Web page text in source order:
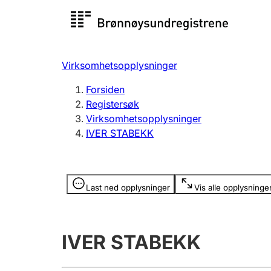
Registersøk
Registrere, endre, slette
Virksomhetsopplysninger
Forsiden
Registersøk
Virksomhetsopplysninger
IVER STABEKK
Last ned opplysninger Vis alle
Opplysninger er skjult
IVER STABEKK